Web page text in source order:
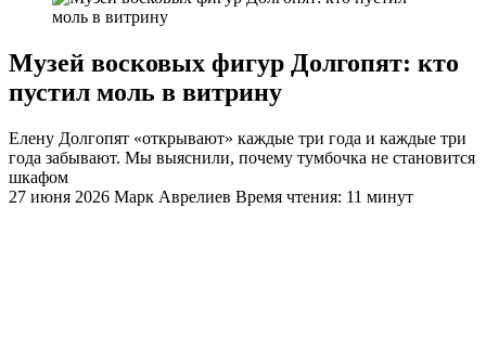
Музей восковых фигур Долгопят: кто
пустил моль в витрину
Елену Долгопят «открывают» каждые три года и каждые три
года забывают. Мы выяснили, почему тумбочка не становится
шкафом
27 июня 2026 Марк Аврелиев Время чтения: 11 минут